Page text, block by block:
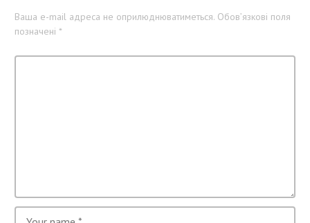
Ваша e-mail адреса не оприлюднюватиметься. Обов’язкові поля
позначені *